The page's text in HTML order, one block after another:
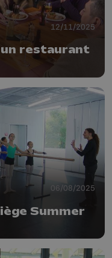
12/11/2025
restaurant
06/08/2025
Summer